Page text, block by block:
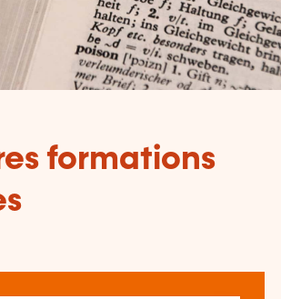
formations